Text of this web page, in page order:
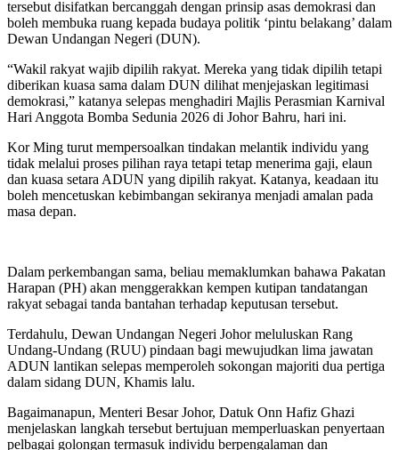
tersebut disifatkan bercanggah dengan prinsip asas demokrasi dan
boleh membuka ruang kepada budaya politik ‘pintu belakang’ dalam
Dewan Undangan Negeri (DUN).
“Wakil rakyat wajib dipilih rakyat. Mereka yang tidak dipilih tetapi
diberikan kuasa sama dalam DUN dilihat menjejaskan legitimasi
demokrasi,” katanya selepas menghadiri Majlis Perasmian Karnival
Hari Anggota Bomba Sedunia 2026 di Johor Bahru, hari ini.
Kor Ming turut mempersoalkan tindakan melantik individu yang
tidak melalui proses pilihan raya tetapi tetap menerima gaji, elaun
dan kuasa setara ADUN yang dipilih rakyat. Katanya, keadaan itu
boleh mencetuskan kebimbangan sekiranya menjadi amalan pada
masa depan.
Dalam perkembangan sama, beliau memaklumkan bahawa Pakatan
Harapan (PH) akan menggerakkan kempen kutipan tandatangan
rakyat sebagai tanda bantahan terhadap keputusan tersebut.
Terdahulu, Dewan Undangan Negeri Johor meluluskan Rang
Undang-Undang (RUU) pindaan bagi mewujudkan lima jawatan
ADUN lantikan selepas memperoleh sokongan majoriti dua pertiga
dalam sidang DUN, Khamis lalu.
Bagaimanapun, Menteri Besar Johor, Datuk Onn Hafiz Ghazi
menjelaskan langkah tersebut bertujuan memperluaskan penyertaan
pelbagai golongan termasuk individu berpengalaman dan